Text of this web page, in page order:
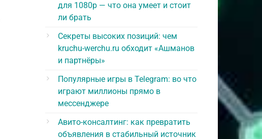
для 1080p — что она умеет и стоит
ли брать
Секреты высоких позиций: чем
kruchu-werchu.ru обходит «Ашманов
и партнёры»
Популярные игры в Telegram: во что
играют миллионы прямо в
мессенджере
Авито-консалтинг: как превратить
объявления в стабильный источник